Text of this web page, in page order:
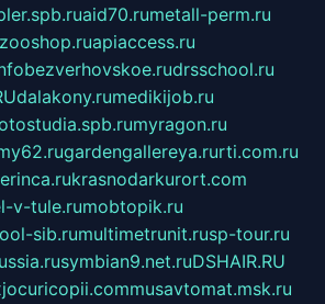
aid70.rumetall-perm.ru
apiaccess.ru
bezverhovskoe.rudrsschool.ru
dalakony.rumedikijob.ru
myragon.ru
gardengallereya.rurti.com.ru
krasnodarkurort.com
v-tule.rumobtopik.ru
sib.rumultimetrunit.rusp-tour.ru
symbian9.net.ruDSHAIR.RU
musavtomat.msk.ru